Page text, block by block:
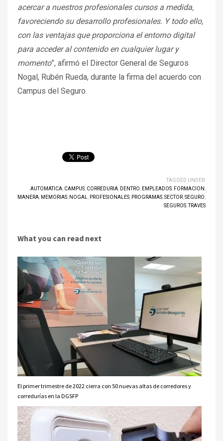
acercar a nuestros profesionales cursos a medida,
favoreciendo su desarrollo profesionales. Y todo ello,
con las ventajas que proporciona el entorno digital
para acceder al contenido en cualquier lugar y
momento”, afirmó el Director General de Seguros
Nogal, Rubén Rueda, durante la firma del acuerdo con
Campus del Seguro.
TAGGED UNDER:
AUTOMATICA CAMPUS CORREDURIA DENTRO EMPLEADOS FORMACION
MANERA MEMORIAS NOGAL PROFESIONALES PROGRAMAS SECTOR SEGURO
SEGUROS ,TRAVES
What you can read next
El primer trimestre de 2022 cierra con 50 nuevas altas de corredores y
corredurías en la DGSFP